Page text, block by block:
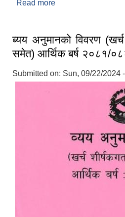
Read more
ब्यय अनुमानको विवरण
समेत) आर्थिक बर्ष २०८१/
Submitted on: Sun, 09/22/2024